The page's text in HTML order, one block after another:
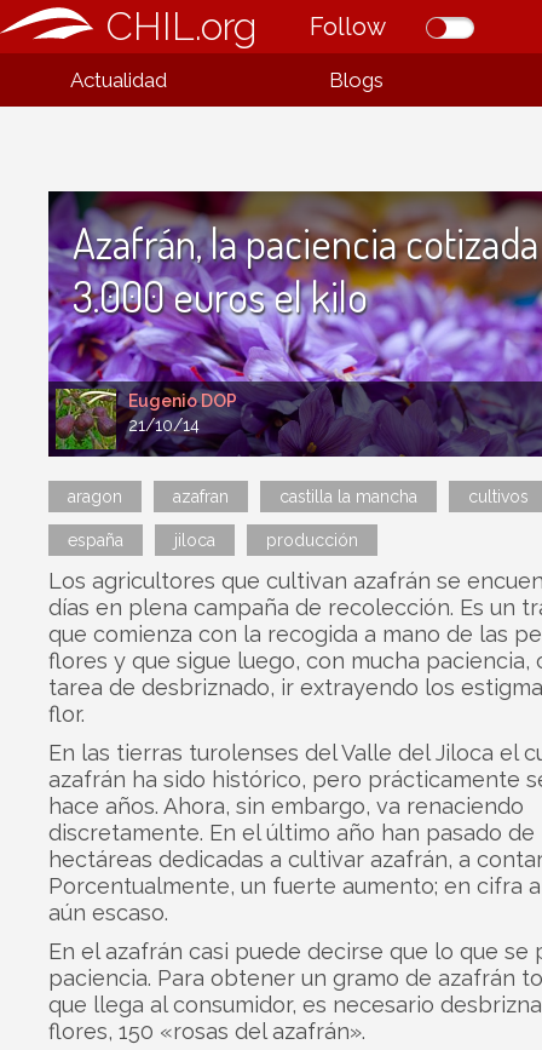
CHIL.org Follow
Actualidad Blogs
Eugenio DOP
21/10/14
Azafrán, la paciencia
3.000 euros el kilo
aragon azafran castilla la mancha cultivos
españa jiloca producción
Los agricultores que cultivan azafrán se
días en plena campaña de recolección. Es un
que comienza con la recogida a mano de las
flores y que sigue luego, con mucha paciencia,
tarea de desbriznado, ir extrayendo los
flor.
En las tierras turolenses del Valle del Jiloca el
azafrán ha sido histórico, pero prácticamente
hace años. Ahora, sin embargo, va renaciendo
discretamente. En el último año han pasado de
hectáreas dedicadas a cultivar azafrán, a
Porcentualmente, un fuerte aumento; en cifra
aún escaso.
En el azafrán casi puede decirse que lo que se
paciencia. Para obtener un gramo de azafrán
que llega al consumidor, es necesario
flores, 150 «rosas del azafrán».